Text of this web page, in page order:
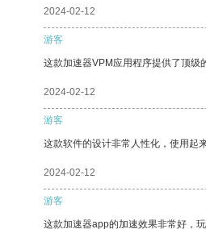
2024-02-12
游客
这款加速器VPM应用程序提供了顶级
2024-02-12
游客
这款软件的设计非常人性化，使用起
2024-02-12
游客
这款加速器app的加速效果非常好，